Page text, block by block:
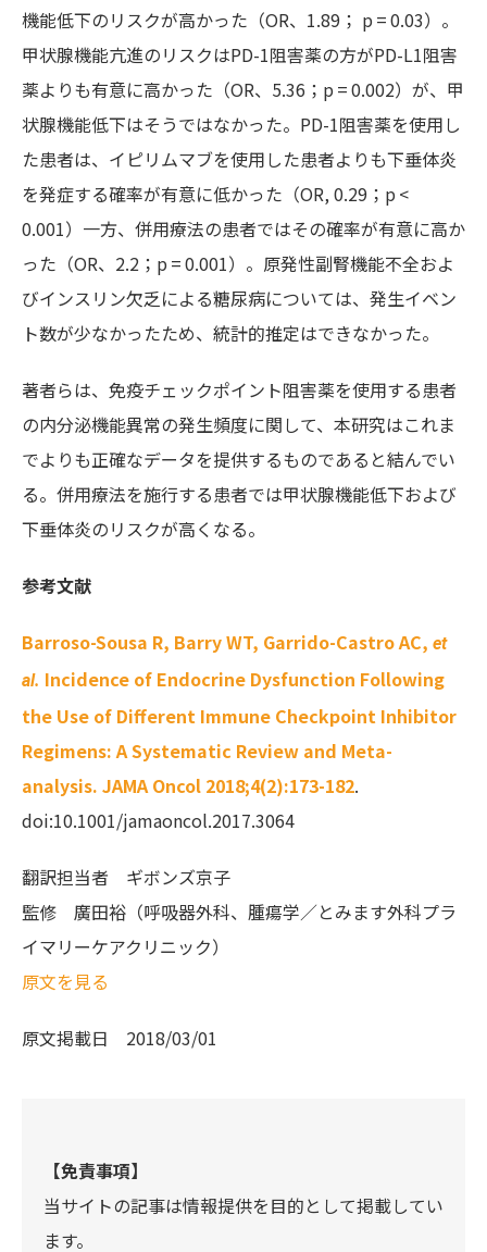
機能低下のリスクが高かった（OR、1.89； p = 0.03）。
甲状腺機能亢進のリスクはPD-1阻害薬の方がPD-L1阻害
薬よりも有意に高かった（OR、5.36；p = 0.002）が、甲
状腺機能低下はそうではなかった。PD-1阻害薬を使用し
た患者は、イピリムマブを使用した患者よりも下垂体炎
を発症する確率が有意に低かった（OR, 0.29；p <
0.001）一方、併用療法の患者ではその確率が有意に高か
った（OR、2.2；p = 0.001）。原発性副腎機能不全およ
びインスリン欠乏による糖尿病については、発生イベン
ト数が少なかったため、統計的推定はできなかった。
著者らは、免疫チェックポイント阻害薬を使用する患者
の内分泌機能異常の発生頻度に関して、本研究はこれま
でよりも正確なデータを提供するものであると結んでい
る。併用療法を施行する患者では甲状腺機能低下および
下垂体炎のリスクが高くなる。
参考文献
Barroso-Sousa R, Barry WT, Garrido-Castro AC, et
al. Incidence of Endocrine Dysfunction Following
the Use of Different Immune Checkpoint Inhibitor
Regimens: A Systematic Review and Meta-
analysis. JAMA Oncol 2018;4(2):173-182.
doi:10.1001/jamaoncol.2017.3064
翻訳担当者 ギボンズ京子
監修 廣田裕（呼吸器外科、腫瘍学／とみます外科プラ
イマリーケアクリニック）
原文を見る
原文掲載日 2018/03/01
【免責事項】
当サイトの記事は情報提供を目的として掲載してい
ます。